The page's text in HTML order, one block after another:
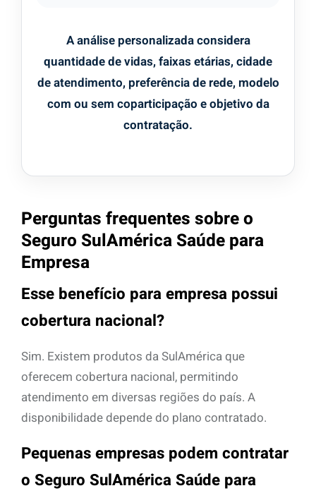
A análise personalizada considera
quantidade de vidas, faixas etárias, cidade
de atendimento, preferência de rede, modelo
com ou sem coparticipação e objetivo da
contratação.
Perguntas frequentes sobre o
Seguro SulAmérica Saúde para
Empresa
Esse benefício para empresa possui
cobertura nacional?
Sim. Existem produtos da SulAmérica que
oferecem cobertura nacional, permitindo
atendimento em diversas regiões do país. A
disponibilidade depende do plano contratado.
Pequenas empresas podem contratar
o Seguro SulAmérica Saúde para